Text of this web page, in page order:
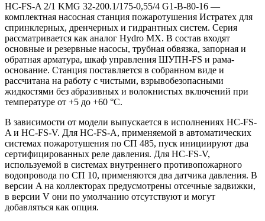
HC-FS-A 2/1 KMG 32-200.1/175-0,55/4 G1-B-80-16 —
комплектная насосная станция пожаротушения Истратех для
спринклерных, дренчерных и гидрантных систем. Серия
рассматривается как аналог Hydro MX. В состав входят
основные и резервные насосы, трубная обвязка, запорная и
обратная арматура, шкаф управления ШУПН-FS и рама-
основание. Станция поставляется в собранном виде и
рассчитана на работу с чистыми, взрывобезопасными
жидкостями без абразивных и волокнистых включений при
температуре от +5 до +60 °С.
В зависимости от модели выпускается в исполнениях HC-FS-
A и HC-FS-V. Для HC-FS-A, применяемой в автоматических
системах пожаротушения по СП 485, пуск инициируют два
сертифицированных реле давления. Для HC-FS-V,
используемой в системах внутреннего противопожарного
водопровода по СП 10, применяются два датчика давления. В
версии A на коллекторах предусмотрены отсечные задвижки,
в версии V они по умолчанию отсутствуют и могут
добавляться как опция.